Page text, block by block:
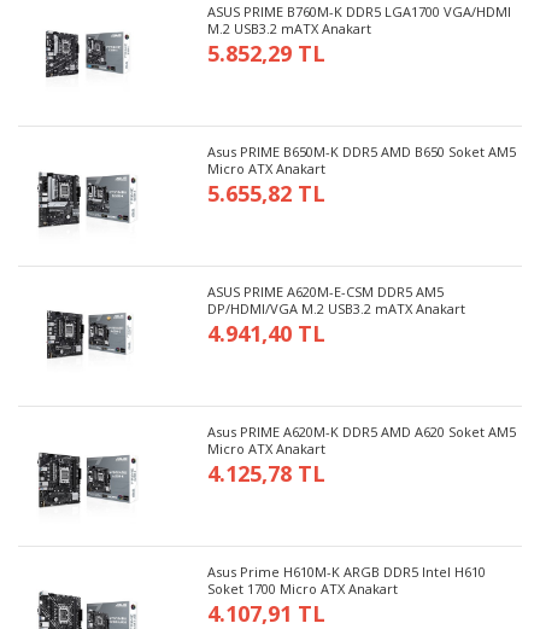
ASUS PRIME B760M-K DDR5 LGA1700 VGA/HDMI
M.2 USB3.2 mATX Anakart
5.852,29 TL
Asus PRIME B650M-K DDR5 AMD B650 Soket AM5
Micro ATX Anakart
5.655,82 TL
ASUS PRIME A620M-E-CSM DDR5 AM5
DP/HDMI/VGA M.2 USB3.2 mATX Anakart
4.941,40 TL
Asus PRIME A620M-K DDR5 AMD A620 Soket AM5
Micro ATX Anakart
4.125,78 TL
Asus Prime H610M-K ARGB DDR5 Intel H610
Soket 1700 Micro ATX Anakart
4.107,91 TL